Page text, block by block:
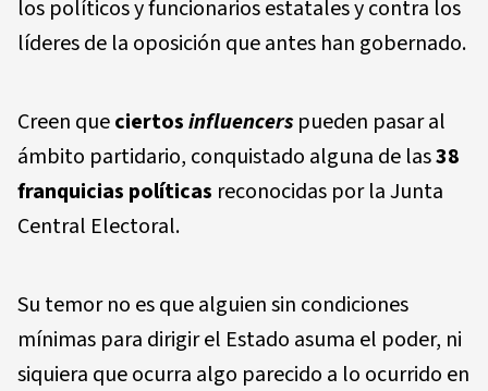
los políticos y funcionarios estatales y contra los
líderes de la oposición que antes han gobernado.
Creen queciertosinfluencers pueden pasar al
ámbito partidario, conquistado alguna de las38
franquicias políticas reconocidas por la Junta
Central Electoral.
Su temor no es que alguien sin condiciones
mínimas para dirigir el Estado asuma el poder, ni
siquiera que ocurra algo parecido a lo ocurrido en